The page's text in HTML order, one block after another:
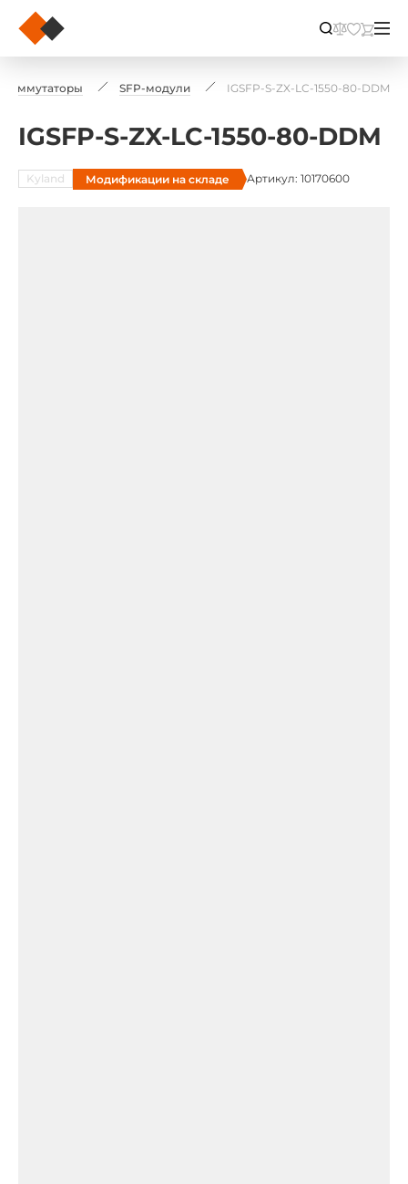
Коммутаторы SFP-модули IGSFP-S-ZX-LC-1550-80-DDM
IGSFP-S-ZX-LC-1550-80-DDM
Kyland Модификации на складе Артикул: 10170600